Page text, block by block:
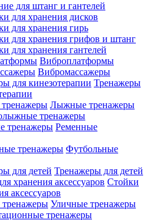
для штанг и гантелей
для хранения дисков
для хранения гирь
для хранения грифов и штанг
для хранения гантелей
Виброплатформы
Вибромассажеры
Тренажеры
Лыжные тренажеры
тренажеры
Ременные
Футбольные
Тренажеры для детей
Стойки
аксессуаров
Уличные тренажеры